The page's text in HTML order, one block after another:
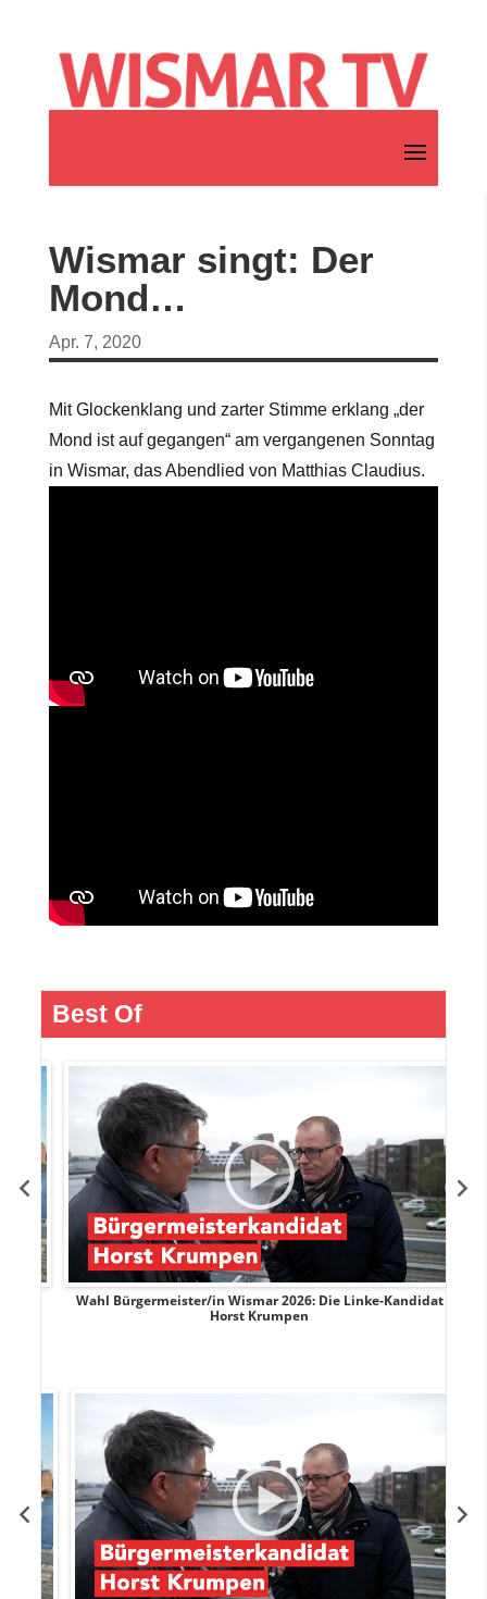
Wismar singt: Der
Mond…
Apr. 7, 2020
Mit Glockenklang und zarter Stimme erklang „der
Mond ist auf gegangen“ am vergangenen Sonntag
in Wismar, das Abendlied von Matthias Claudius.
Best Of
Wahl Bürgermeister/in Wismar 2026: Die Linke-Kandidat
Horst Krumpen